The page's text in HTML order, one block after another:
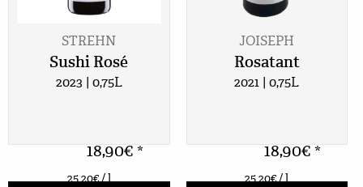
STREHN
Sushi Rosé
2023 | 0,75L
18,90€ *
25,20€/ l
JOISEPH
Rosatant
2021 | 0,75L
18,90€ *
25,20€/ l